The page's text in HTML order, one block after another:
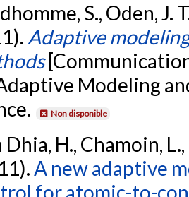
S., Oden, J.
Adaptive
Modeling
Non disponible
Dhia, H., Chamoin,
A new adaptive
for atomic-to-